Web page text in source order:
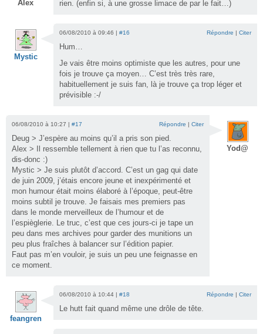
Alex
rien. (enfin si, à une grosse limace de par le fait…)
Mystic
06/08/2010 à 09:46 | #16 Répondre | Citer
Hum…
Je vais être moins optimiste que les autres, pour une
fois je trouve ça moyen… C’est très très rare,
habituellement je suis fan, là je trouve ça trop léger et
prévisible :-/
Yod@
06/08/2010 à 10:27 | #17 Répondre | Citer
Deug > J’espère au moins qu’il a pris son pied.
Alex > Il ressemble tellement à rien que tu l’as reconnu,
dis-donc :)
Mystic > Je suis plutôt d’accord. C’est un gag qui date
de juin 2009, j’étais encore jeune et inexpérimenté et
mon humour était moins élaboré à l’époque, peut-être
moins subtil je trouve. Je faisais mes premiers pas
dans le monde merveilleux de l’humour et de
l’espièglerie. Le truc, c’est que ces jours-ci je tape un
peu dans mes archives pour garder des munitions un
peu plus fraîches à balancer sur l’édition papier.
Faut pas m’en vouloir, je suis un peu une feignasse en
ce moment.
feangren
06/08/2010 à 10:44 | #18 Répondre | Citer
Le hutt fait quand même une drôle de tête.